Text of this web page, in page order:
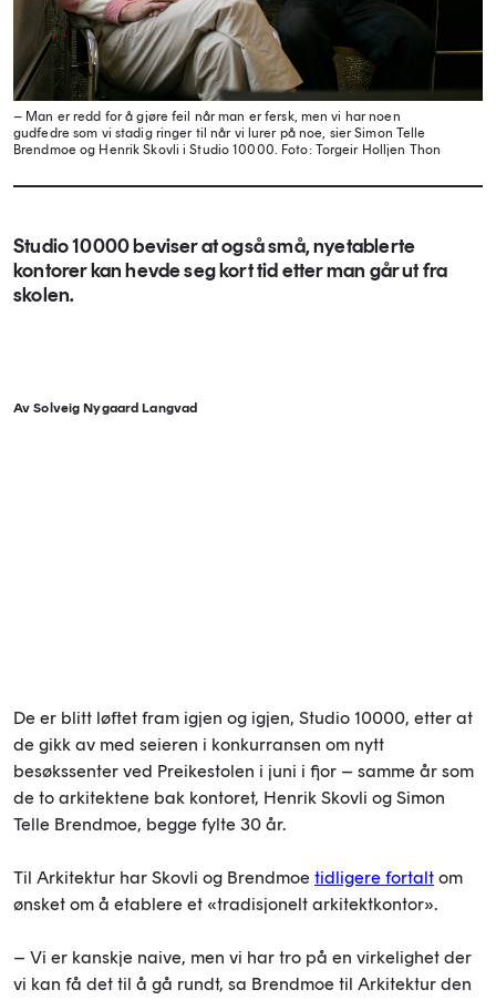
– Man er redd for å gjøre feil når man er fersk, men vi har noen
gudfedre som vi stadig ringer til når vi lurer på noe, sier Simon Telle
Brendmoe og Henrik Skovli i Studio 10000. Foto: Torgeir Holljen Thon
Studio 10000 beviser at også små, nyetablerte
kontorer kan hevde seg kort tid etter man går ut fra
skolen.
Av Solveig Nygaard Langvad
De er blitt løftet fram igjen og igjen, Studio 10000, etter at
de gikk av med seieren i konkurransen om nytt
besøkssenter ved Preikestolen i juni i fjor – samme år som
de to arkitektene bak kontoret, Henrik Skovli og Simon
Telle Brendmoe, begge fylte 30 år.
Til Arkitektur har Skovli og Brendmoe tidligere fortalt om
ønsket om å etablere et «tradisjonelt arkitektkontor».
– Vi er kanskje naive, men vi har tro på en virkelighet der
vi kan få det til å gå rundt, sa Brendmoe til Arkitektur den